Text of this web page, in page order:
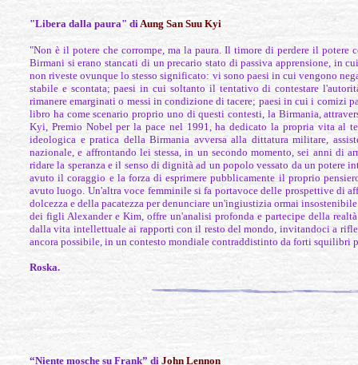
"Libera dalla paura" diAung San Suu Kyi
"Non è il potere che corrompe, ma la paura. Il timore di perdere il
Birmani si erano stancati di un precario stato di passiva apprensione, in
non riveste ovunque lo stesso significato: vi sono paesi in cui vengono
stabile e scontata; paesi in cui soltanto il tentativo di contestare
rimanere emarginati o messi in condizione di tacere; paesi in cui i comizi
libro ha come scenario proprio uno di questi contesti, la Birmania,
Kyi, Premio Nobel per la pace nel 1991, ha dedicato la propria vita al
ideologica e pratica della Birmania avversa alla dittatura militare,
nazionale, e affrontando lei stessa, in un secondo momento, sei anni di
ridare la speranza e il senso di dignità ad un popolo vessato da un potere
avuto il coraggio e la forza di esprimere pubblicamente il proprio
avuto luogo. Un'altra voce femminile si fa portavoce delle prospettive di
dolcezza e della pacatezza per denunciare un'ingiustizia ormai
dei figli Alexander e Kim, offre un'analisi profonda e partecipe della
dalla vita intellettuale ai rapporti con il resto del mondo, invitandoci a
ancora possibile, in un contesto mondiale contraddistinto da forti
Roska.
“Niente mosche su Frank” di John Lennon